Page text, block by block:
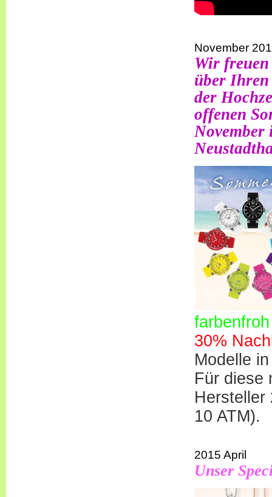
November
Wir
über
der
offenen
November
farbenfroh
30%
Modelle
Für diese
Hersteller
10 ATM).
2015 April
Unser